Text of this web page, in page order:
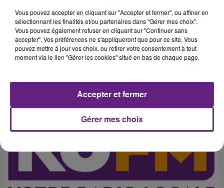
course. Les anciennes pistes
d'atterrissage serviront de piste
Vous pouvez accepter en cliquant sur "Accepter et fermer", ou affiner en
sélectionnant les finalités et/ou partenaires dans "Gérer mes choix".
Vous pouvez également refuser en cliquant sur "Continuer sans
accepter". Vos préférences ne s'appliqueront que pour ce site. Vous
pouvez mettre à jour vos choix, ou retirer votre consentement à tout
moment via le lien "Gérer les cookies" situé en bas de chaque page.
Gérer mes choix
Accepter et fermer